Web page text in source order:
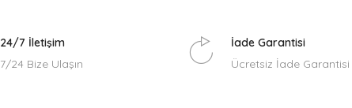
24/7 İletişim
7/24 Bize Ulaşın
İade Garantisi
Ücretsiz İade Garantisi